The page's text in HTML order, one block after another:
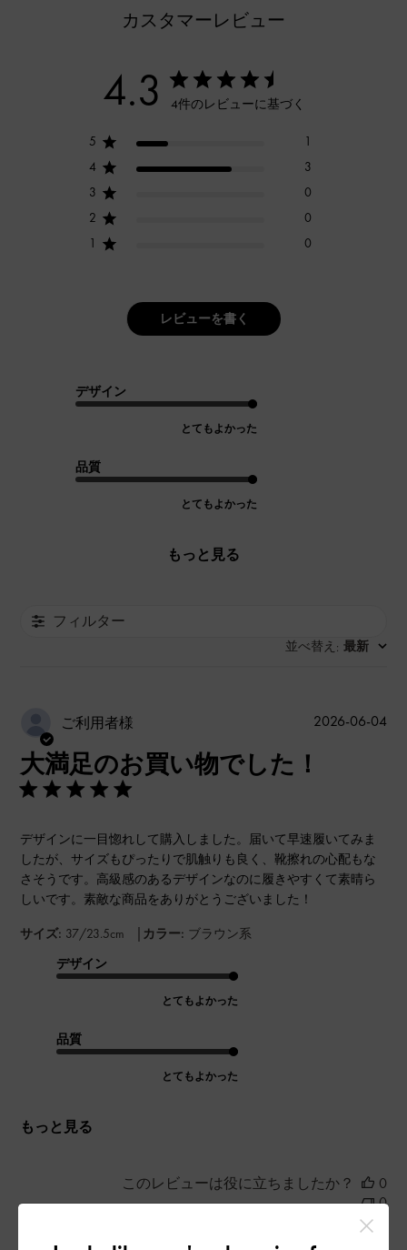
カスタマーレビュー
4.3 4件のレビューに基づく
5
1
4
3
3
0
2
0
1
0
レビューを書く
デザイン
とてもよかった
品質
とてもよかった
もっと見る
フィルター
並べ替え : 最新
ご利用者様
大満足のお買い物でした！
デザインに一目惚れして購入しました。届いて早速履いてみま
したが、サイズもぴったりで肌触りも良く、靴擦れの心配もな
さそうです。高級感のあるデザインなのに履きやすくて素晴ら
しいです。素敵な商品をありがとうございました！
サイズ: 37/23.5cm | カラー: ブラウン系
デザイン
とてもよかった
品質
とてもよかった
もっと見る
公
2026-06-04
このレビューは役に立ちましたか？
0
0